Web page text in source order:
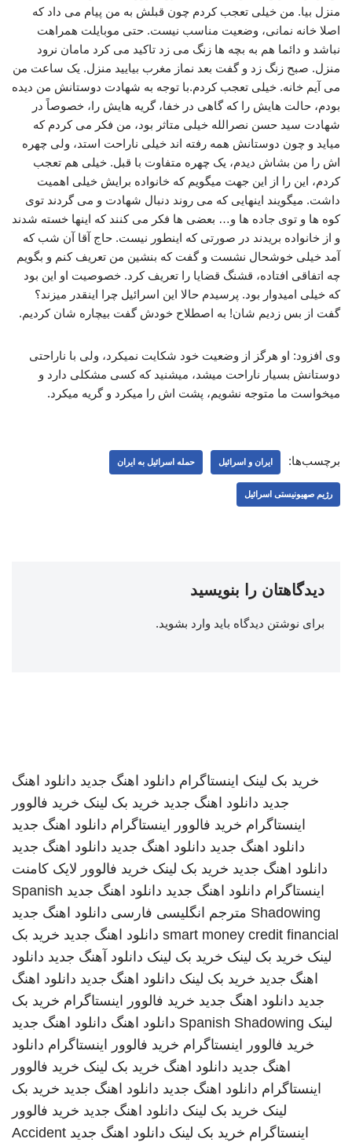
منزل بیا. من خیلی تعجب کردم چون قبلش به من پیام می داد که
اصلا خانه نمانی، وضعیت مناسب نیست. حتی موبایلت همراهت
نباشد و دائما هم به بچه ها زنگ می زد تاکید می کرد مامان نرود
منزل. صبح زنگ زد و گفت بعد نماز مغرب بیایید منزل. یک ساعت من
می آیم خانه. خیلی تعجب کردم.با توجه به شهادت دوستانش من دیده
بودم، حالت هایش را که گاهی در خفا، گریه هایش را، خصوصاً در
شهادت سید حسن نصرالله خیلی متاثر بود، من فکر می کردم که
میاید و چون دوستانش همه رفته اند خیلی ناراحت استد، ولی چهره
اش را من بشاش دیدم، یک چهره متفاوت با قبل. خیلی هم تعجب
کردم، این را از این جهت میگویم که خانواده برایش خیلی اهمیت
داشت. میگویند اینهایی که می روند دنبال شهادت و می گردند توی
کوه ها و توی جاده ها و… بعضی ها فکر می کنند که اینها خسته شدند
و از خانواده بریدند در صورتی که اینطور نیست. حاج آقا آن شب که
آمد خیلی خوشحال نشست و گفت که بنشین من تعریف کنم و بگویم
چه اتفاقی افتاده، قشنگ قضایا را تعریف کرد. خصوصیت او این بود
که خیلی امیدوار بود. پرسیدم حالا این اسرائیل چرا اینقدر میزند؟
گفت از بس زدیم شان! به اصطلاح خودش گفت بیچاره شان کردیم.
وی افزود: او هرگز از وضعیت خود شکایت نمیکرد، ولی با ناراحتی
دوستانش بسیار ناراحت میشد، میشنید که کسی مشکلی دارد و
میخواست ما متوجه نشویم، پشت اش را میکرد و گریه میکرد.
برچسب‌ها: ایران و اسرائیل حمله اسرائیل به ایران
رژیم صهیونیستی اسرائیل
دیدگاهتان را بنویسید
برای نوشتن دیدگاه باید وارد بشوید.
خرید بک لینک اینستاگرام دانلود اهنگ جدید دانلود اهنگ
جدید دانلود اهنگ جدید خرید بک لینک خرید فالوور
اینستاگرام خرید فالوور اینستاگرام دانلود اهنگ جدید
دانلود اهنگ جدید دانلود اهنگ جدید دانلود اهنگ جدید
دانلود اهنگ جدید خرید بک لینک خرید فالوور لایک کامنت
اینستاگرام دانلود اهنگ جدید دانلود اهنگ جدید Spanish
Shadowing مترجم انگلیسی فارسی دانلود اهنگ جدید
smart money credit financial دانلود اهنگ جدید خرید بک
لینک خرید بک لینک خرید بک لینک دانلود آهنگ جدید دانلود
اهنگ جدید خرید بک لینک دانلود اهنگ جدید دانلود اهنگ
جدید دانلود اهنگ جدید خرید فالوور اینستاگرام خرید بک
لینک Spanish Shadowing دانلود اهنگ دانلود اهنگ جدید
خرید فالوور اینستاگرام خرید فالوور اینستاگرام دانلود
اهنگ جدید دانلود اهنگ خرید بک لینک خرید فالوور
اینستاگرام دانلود اهنگ جدید دانلود اهنگ جدید خرید بک
لینک خرید بک لینک دانلود اهنگ جدید خرید فالوور
اینستاگرام خرید بک لینک دانلود اهنگ جدید Accident